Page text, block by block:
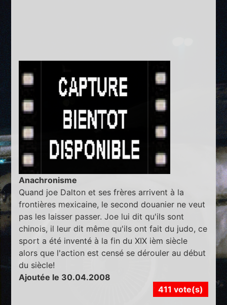
Anachronisme
Quand joe Dalton et ses frères arrivent à la
frontières mexicaine, le second douanier ne veut
pas les laisser passer. Joe lui dit qu'ils sont
chinois, il leur dit même qu'ils ont fait du judo, ce
sport a été inventé à la fin du XIX ièm siècle
alors que l'action est censé se dérouler au début
du siècle!
Ajoutée le 30.04.2008
411 vote(s)